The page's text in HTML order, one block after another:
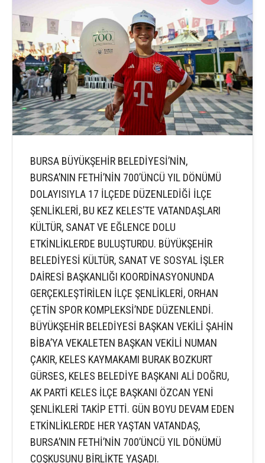
BURSA BÜYÜKŞEHİR BELEDİYESİ’NİN,
BURSA’NIN FETHİ’NİN 700’ÜNCÜ YIL DÖNÜMÜ
DOLAYISIYLA 17 İLÇEDE DÜZENLEDİĞİ İLÇE
ŞENLİKLERİ, BU KEZ KELES’TE VATANDAŞLARI
KÜLTÜR, SANAT VE EĞLENCE DOLU
ETKİNLİKLERDE BULUŞTURDU. BÜYÜKŞEHİR
BELEDİYESİ KÜLTÜR, SANAT VE SOSYAL İŞLER
DAİRESİ BAŞKANLIĞI KOORDİNASYONUNDA
GERÇEKLEŞTİRİLEN İLÇE ŞENLİKLERİ, ORHAN
ÇETİN SPOR KOMPLEKSİ’NDE DÜZENLENDİ.
BÜYÜKŞEHİR BELEDİYESİ BAŞKAN VEKİLİ ŞAHİN
BİBA’YA VEKALETEN BAŞKAN VEKİLİ NUMAN
ÇAKIR, KELES KAYMAKAMI BURAK BOZKURT
GÜRSES, KELES BELEDİYE BAŞKANI ALİ DOĞRU,
AK PARTİ KELES İLÇE BAŞKANI ÖZCAN YENİ
ŞENLİKLERİ TAKİP ETTİ. GÜN BOYU DEVAM EDEN
ETKİNLİKLERDE HER YAŞTAN VATANDAŞ,
BURSA’NIN FETHİ’NİN 700’ÜNCÜ YIL DÖNÜMÜ
COŞKUSUNU BİRLİKTE YAŞADI.